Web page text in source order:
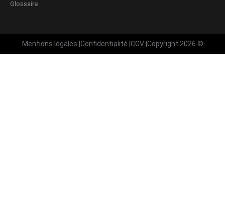
Glossaire
Mentions légales Confidentialité CGV| Copyright 2026 ©